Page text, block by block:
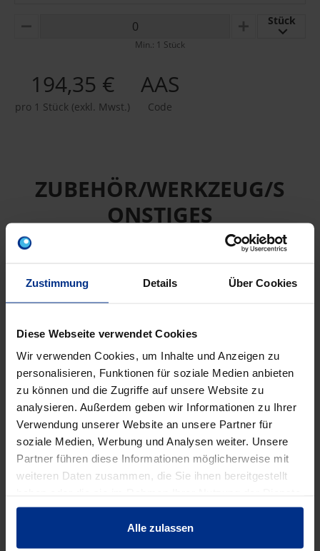
Zustimmung Details Über Cookies
Diese Webseite verwendet Cookies
Wir verwenden Cookies, um Inhalte und Anzeigen zu
personalisieren, Funktionen für soziale Medien anbieten
zu können und die Zugriffe auf unsere Website zu
analysieren. Außerdem geben wir Informationen zu Ihrer
Verwendung unserer Website an unsere Partner für
soziale Medien, Werbung und Analysen weiter. Unsere
Partner führen diese Informationen möglicherweise mit
weiteren Daten zusammen, die Sie ihnen bereitgestellt
gesammelt haben.
Alle zulassen
MINUS PLUS
Stück
Min.: 1 Stück
194,35 €
pro 1 Stück (exkl. Mwst.)
AAS
Code
ZUBEHÖR/WERKZEUG/S
ONSTIGES
SCHM16/110RF
Mutternschrauben
16/110 rostfrei
BSCH16RF
Beilagscheibe 16
rostfrei
EIGENSCHAFTEN